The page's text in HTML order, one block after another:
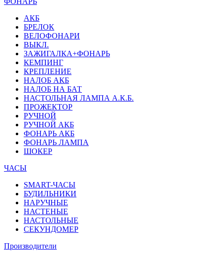
АКБ
БРЕЛОК
ВЕЛОФОНАРИ
ВЫКЛ.
ЗАЖИГАЛКА+ФОНАРЬ
КЕМПИНГ
КРЕПЛЕНИЕ
НАЛОБ АКБ
НАЛОБ НА БАТ
НАСТОЛЬНАЯ ЛАМПА А.К.Б.
ПРОЖЕКТОР
РУЧНОЙ
РУЧНОЙ АКБ
ФОНАРЬ АКБ
ФОНАРЬ ЛАМПА
ШОКЕР
ЧАСЫ
SMART-ЧАСЫ
БУДИЛЬНИКИ
НАРУЧНЫЕ
НАСТЕНЫЕ
НАСТОЛЬНЫЕ
СЕКУНДОМЕР
Производители